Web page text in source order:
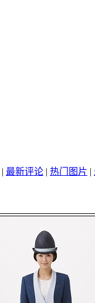
| 最新评论 | 热门图片 |